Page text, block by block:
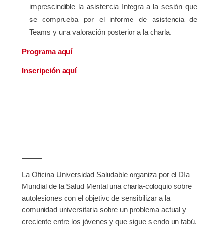
imprescindible la asistencia íntegra a la sesión que
se comprueba por el informe de asistencia de
Teams y una valoración posterior a la charla.
Programa aquí
Inscripción aquí
La Oficina Universidad Saludable organiza por el Día
Mundial de la Salud Mental una charla-coloquio sobre
autolesiones con el objetivo de sensibilizar a la
comunidad universitaria sobre un problema actual y
creciente entre los jóvenes y que sigue siendo un tabú.